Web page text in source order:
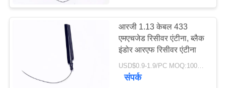
आरजी 1.13 केबल 433
एमएचजेड रिसीवर एंटीना, ब्लैक
इंडोर आरएफ रिसीवर एंटीना
संपर्क